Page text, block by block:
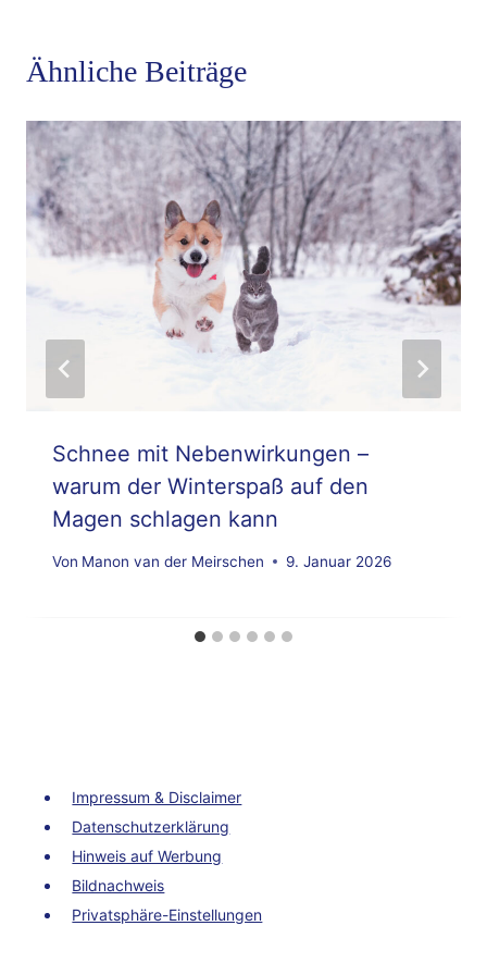
Ähnliche Beiträge
Schnee mit Nebenwirkungen –
warum der Winterspaß auf den
Magen schlagen kann
Von Manon van der Meirschen 9. Januar 2026
Impressum & Disclaimer
Datenschutzerklärung
Hinweis auf Werbung
Bildnachweis
Privatsphäre-Einstellungen